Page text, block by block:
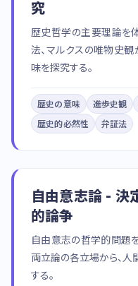
究
歴史哲学の主要理論を
法、マルクスの唯物史
味を探究する。
歴史の意味 進歩史観
歴史的必然性
弁証法
自由意志論 - 決
的論争
自由意志の哲学的問題
両立論の各立場から、
する。